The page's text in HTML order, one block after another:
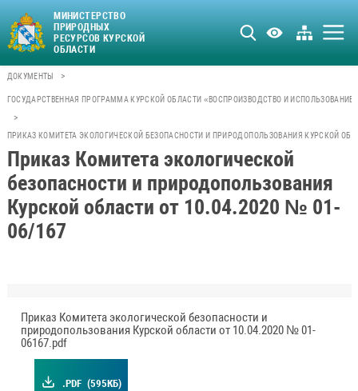
МИНИСТЕРСТВО
ПРИРОДНЫХ
РЕСУРСОВ КУРСКОЙ
ОБЛАСТИ
ДОКУМЕНТЫ >
ГОСУДАРСТВЕННАЯ ПРОГРАММА КУРСКОЙ ОБЛАСТИ «ВОСПРОИЗВОДСТВО И
>
ПРИКАЗ КОМИТЕТА ЭКОЛОГИЧЕСКОЙ БЕЗОПАСНОСТИ И ПРИРОДОПОЛЬЗОВАНИЯ КУРСКОЙ
Приказ Комитета экологической
безопасности и природопользования
Курской области от 10.04.2020 № 01-
06/167
Приказ Комитета экологической безопасности и
природопользования Курской области от 10.04.2020 № 01-
06167.pdf
.PDF (595КБ)